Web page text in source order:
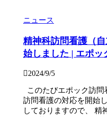
ニュース
精神科訪問看護（
始しました | エポッ
2024/9/5
このたびエポック訪
訪問看護の対応を開始
しておりますので、 精